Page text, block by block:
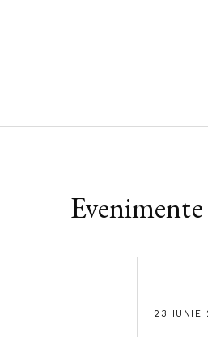
Evenimente
23 IUNIE